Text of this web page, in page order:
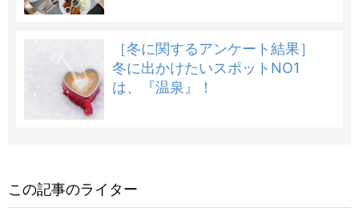
［冬に関するアンケート結果］
冬に出かけたいスポットNO1
は、『温泉』！
この記事のライター